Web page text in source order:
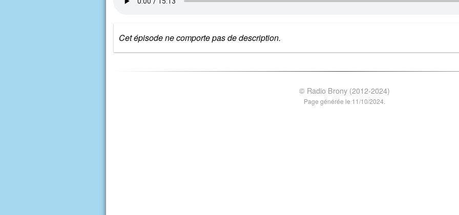
Cet épisode ne comporte pas de description.
© Radio Brony (2012-2024)
Page générée le 11/10/2024.